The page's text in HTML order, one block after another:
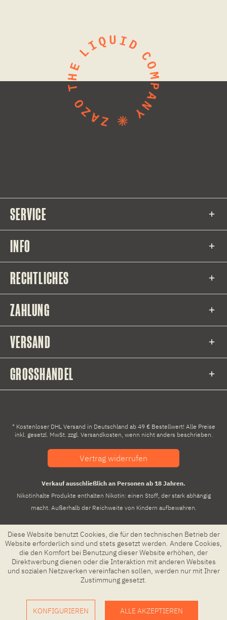
SERVICE
INFO
RECHTLICHES
ZAHLUNG
VERSAND
GROSSHANDEL
* Kostenloser DHL Versand in Deutschland ab 49 € Bestellwert! Alle Preise
inkl. gesetzl. MwSt. zzgl. Versandkosten, wenn nicht anders beschrieben.
Vertrag widerrufen
Verkauf ausschließlich an Personen ab 18 Jahren.
Nikotinhalte Produkte enthalten Nikotin: einen Stoff, der stark abhängig
macht. Außerhalb der Reichweite von Kindern aufbewahren.
Diese Website benutzt Cookies, die für den technischen Betrieb der
Website erforderlich sind und stets gesetzt werden. Andere Cookies,
die den Komfort bei Benutzung dieser Website erhöhen, der
Direktwerbung dienen oder die Interaktion mit anderen Websites
und sozialen Netzwerken vereinfachen sollen, werden nur mit Ihrer
Zustimmung gesetzt.
KONFIGURIEREN ALLE AKZEPTIEREN